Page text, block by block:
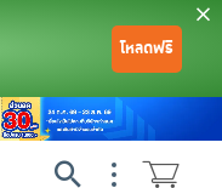
โหลดฟรี